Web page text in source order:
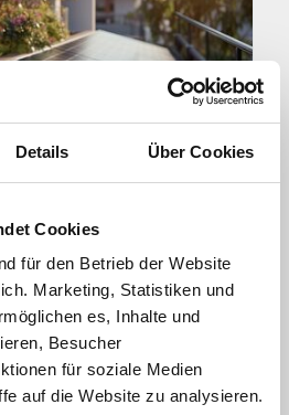
Details Über Cookies
Cookies
für den Betrieb der Website
Marketing, Statistiken und
es, Inhalte und
Besucher
für soziale Medien
auf die Website zu analysieren.
der Sonne
Freisling
ist eine